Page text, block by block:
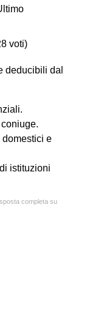
voti)
deducibili dal
e
istituzioni
completa su